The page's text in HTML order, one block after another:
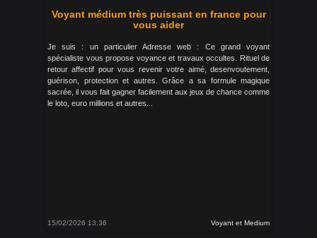
Voyant médium très puissant en france pour
vous aider
Je suis : un particulier Adresse web : Ce grand voyant
spécialiste vous propose voyance et travaux occultes. Rituel de
retour affectif pour vous revenir votre aimé, desenvoutement,
guérison, protection et autres. Grâce a sa formule magique
sacrée, il vous fait gagner facilement aux jeux de chance comme
le loto, euro millions et autres...
15/02/2026 13:36 Voyant et Medium